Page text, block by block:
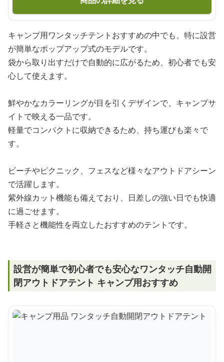
キャンプ用ワンタッチテントおすすめの中でも、特に設営
が簡単なポップアップ式のモデルです。
袋から取り出すだけで自動的に広がるため、初心者でも安
心して使えます。
鮮やかなカラーリングが目を引くデザインで、キャンプサ
イトで映える一品です。
軽量でコンパクトに収納できるため、持ち運びも楽々で
す。
ビーチやピクニック、フェスなど様々なアウトドアシーン
で活躍します。
紫外線カット機能も備えており、日差しの強い日でも快適
に過ごせます。
手軽さと機能性を両立したおすすめのテントです。
設営が簡単で初心者でも安心なワンタッチ自動開
閉アウトドアテント キャンプ用おすすめ